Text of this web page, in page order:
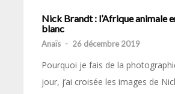
Nick Brandt : l’Afrique animale
blanc
Anaïs - 26 décembre 2019
Pourquoi je fais de la
jour, j’ai croisée les images de